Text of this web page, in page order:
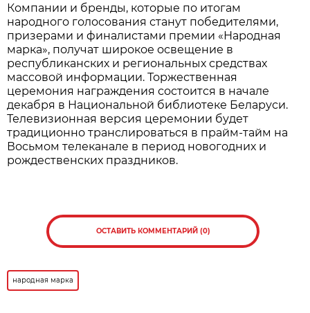
Компании и бренды, которые по итогам
народного голосования станут победителями,
призерами и финалистами премии «Народная
марка», получат широкое освещение в
республиканских и региональных средствах
массовой информации. Торжественная
церемония награждения состоится в начале
декабря в Национальной библиотеке Беларуси.
Телевизионная версия церемонии будет
традиционно транслироваться в прайм-тайм на
Восьмом телеканале в период новогодних и
рождественских праздников.
ОСТАВИТЬ КОММЕНТАРИЙ (0)
народная марка